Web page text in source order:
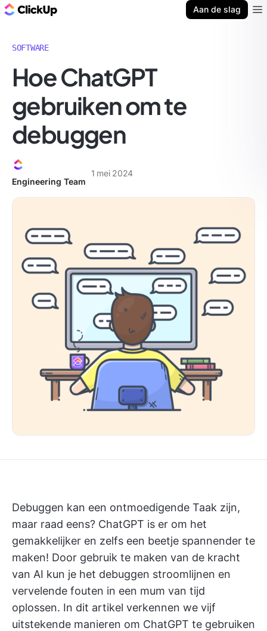
Aan de slag
SOFTWARE
Hoe ChatGPT
gebruiken om te
debuggen
Engineering Team
1 mei 2024
Debuggen kan een ontmoedigende Taak zijn,
maar raad eens? ChatGPT is er om het
gemakkelijker en zelfs een beetje spannender te
maken! Door gebruik te maken van de kracht
van AI kun je het debuggen stroomlijnen en
vervelende fouten in een mum van tijd
oplossen. In dit artikel verkennen we vijf
uitstekende manieren om ChatGPT te gebruiken